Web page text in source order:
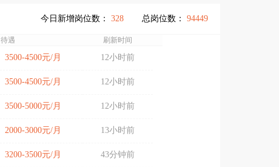
总岗位数： 94449
今日新增岗位数： 328
待遇 刷新时间
3500-4500元/月 12小时前
3500-4500元/月 12小时前
3500-5000元/月 12小时前
2000-3000元/月 13小时前
3200-3500元/月 43分钟前